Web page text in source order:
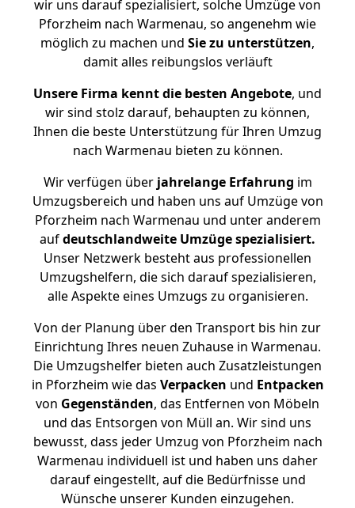
wir uns darauf spezialisiert, solche Umzüge von
Pforzheim nach Warmenau, so angenehm wie
möglich zu machen und Sie zu unterstützen,
damit alles reibungslos verläuft
Unsere Firma kennt die besten Angebote, und
wir sind stolz darauf, behaupten zu können,
Ihnen die beste Unterstützung für Ihren Umzug
nach Warmenau bieten zu können.
Wir verfügen überjahrelange Erfahrung im
Umzugsbereich und haben uns auf Umzüge von
Pforzheim nach Warmenau und unter anderem
aufdeutschlandweite Umzüge spezialisiert.
Unser Netzwerk besteht aus professionellen
Umzugshelfern, die sich darauf spezialisieren,
alle Aspekte eines Umzugs zu organisieren.
Von der Planung über den Transport bis hin zur
Einrichtung Ihres neuen Zuhause in Warmenau.
Die Umzugshelfer bieten auch Zusatzleistungen
in Pforzheim wie das Verpacken und Entpacken
von Gegenständen, das Entfernen von Möbeln
und das Entsorgen von Müll an. Wir sind uns
bewusst, dass jeder Umzug von Pforzheim nach
Warmenau individuell ist und haben uns daher
darauf eingestellt, auf die Bedürfnisse und
Wünsche unserer Kunden einzugehen.